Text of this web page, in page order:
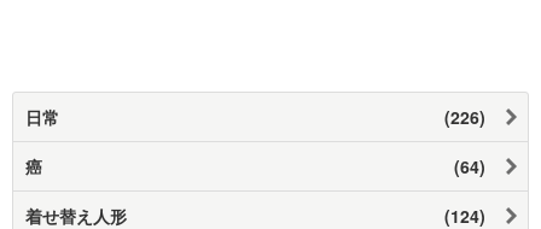
日常 (226)
癌 (64)
着せ替え人形 (124)